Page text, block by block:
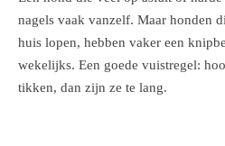
nagels vaak vanzelf. Maar honden
huis lopen, hebben vaker een
wekelijks. Een goede vuistregel:
tikken, dan zijn ze te lang.